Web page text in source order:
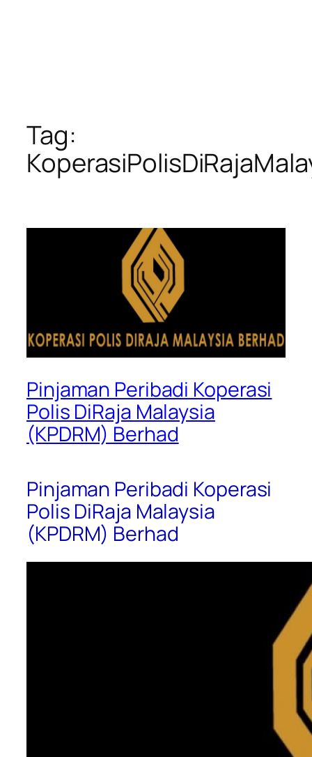
Tag:
Pinjaman Peribadi Koperasi
Polis DiRaja Malaysia
(KPDRM) Berhad
Pinjaman Peribadi Koperasi
Polis DiRaja Malaysia
(KPDRM) Berhad